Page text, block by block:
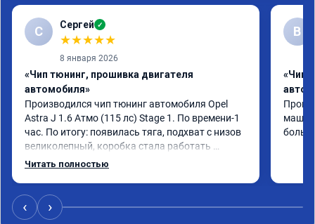
С Сергей ✓
★★★★★
8 января 2026
«Чип тюнинг, прошивка двигателя
автомобиля»
Производился чип тюнинг автомобиля Opel
Astra J 1.6 Атмо (115 лс) Stage 1. По времени-1
час. По итогу: появилась тяга, подхват с низов
великолепный, коробка стала работать
плавнее. На трассе быстрее скидывает
Рекомендую компанию!
Читать полностью
В
«Чип
‹ ›